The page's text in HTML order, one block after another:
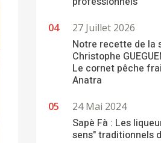
27 Juillet 2026
Notre recette de la
Christophe
Le cornet pêche
Anatra
24 Mai 2024
Sapè Fà : Les
sens" traditionnels